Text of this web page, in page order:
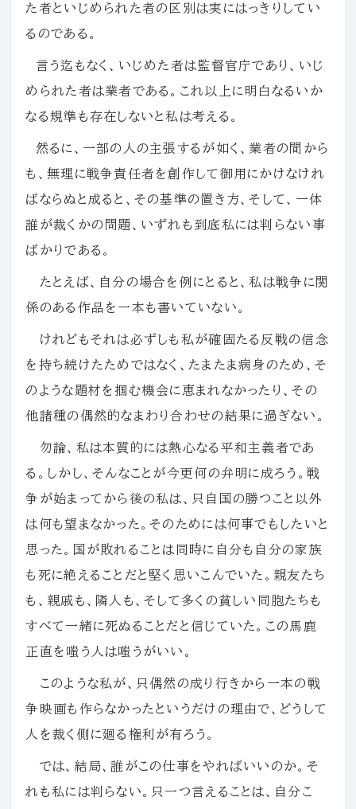
た者といじめられた者の区別は実にはっきりしてい
るのである。
言う迄もなく、いじめた者は監督官庁であり、いじ
められた者は業者である。これ以上に明白なるいか
なる規準も存在しないと私は考える。
然るに、一部の人の主張するが如く、業者の間から
も、無理に戦争責任者を創作して御用にかけなけれ
ばならぬと成ると、その基準の置き方、そして、一体
誰が裁くかの問題、いずれも到底私には判らない事
ばかりである。
たとえば、自分の場合を例にとると、私は戦争に関
係のある作品を一本も書いていない。
けれどもそれは必ずしも私が確固たる反戦の信念
を持ち続けたためではなく、たまたま病身のため、そ
のような題材を掴む機会に恵まれなかったり、その
他諸種の偶然的なまわり合わせの結果に過ぎない。
勿論、私は本質的には熱心なる平和主義者であ
る。しかし、そんなことが今更何の弁明に成ろう。戦
争が始まってから後の私は、只自国の勝つこと以外
は何も望まなかった。そのためには何事でもしたいと
思った。国が敗れることは同時に自分も自分の家族
も死に絶えることだと堅く思いこんでいた。親友たち
も、親戚も、隣人も、そして多くの貧しい同胞たちも
すべて一緒に死ぬることだと信じていた。この馬鹿
正直を嗤う人は嗤うがいい。
このような私が、只偶然の成り行きから一本の戦
争映画も作らなかったというだけの理由で、どうして
人を裁く側に廻る権利が有ろう。
では、結局、誰がこの仕事をやればいいのか。そ
れも私には判らない。只一つ言えることは、自分こ